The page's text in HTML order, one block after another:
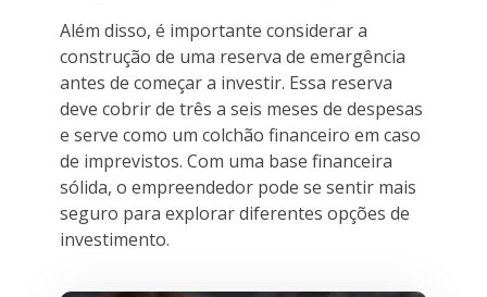
Além disso, é importante considerar a
construção de uma reserva de emergência
antes de começar a investir. Essa reserva
deve cobrir de três a seis meses de despesas
e serve como um colchão financeiro em caso
de imprevistos. Com uma base financeira
sólida, o empreendedor pode se sentir mais
seguro para explorar diferentes opções de
investimento.